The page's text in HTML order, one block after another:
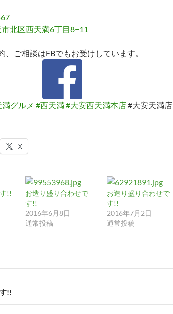
北区西天満6丁目8−11
、ご相談はFBでもお受けしています。
満グルメ #西天満#大安西天満本店#大安天満店
X
!!
お造り盛り合わせで
す!!
2016年6月8日
通常投稿
お造り盛り合わせで
す!!
2016年7月2日
通常投稿
!!